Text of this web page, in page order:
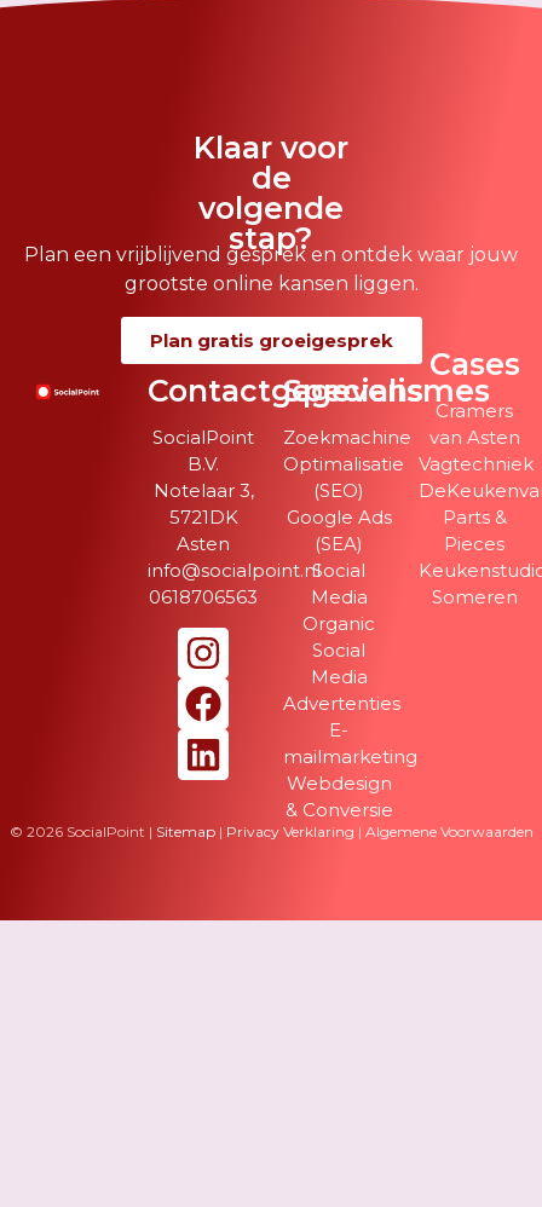
Klaar voor
de
volgende
stap?
Plan een vrijblijvend gesprek en ontdek waar jouw
grootste online kansen liggen.
Plan gratis groeigesprek
Contactgegevens
SocialPoint
B.V.
Notelaar 3,
5721DK
Asten
info@socialpoint.nl
0618706563
Specialismes
Zoekmachine
Optimalisatie
(SEO)
Google Ads
(SEA)
Social
Media
Organic
Social
Media
Advertenties
E-
mailmarketing
Webdesign
& Conversie
Cases
Cramers
van Asten
Vagtechniek
Parts &
Pieces
Someren
© 2026 SocialPoint | Sitemap| Privacy Verklaring | Algemene Voorwaarden